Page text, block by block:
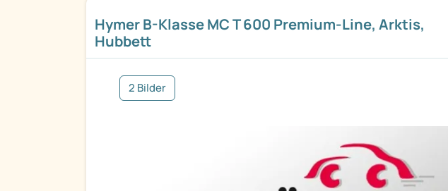
Hymer B-Klasse MC T 600 Premium-Line, Arktis,
Hubbett
2 Bilder